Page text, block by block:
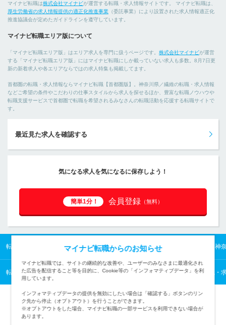
マイナビ転職は株式会社マイナビが運営する転職・求人情報サイトです。 マイナビ転職は、
厚生労働省の求人情報提供の適正化推進事業 （委託事業）により設置された求人情報適正化
推進協議会が定めたガイドラインを遵守しています。
マイナビ転職エリア版について
「マイナビ転職エリア版」はエリア求人を専門に扱うページです。 株式会社マイナビが運営
する「マイナビ転職エリア版」にはマイナビ転職にしか載っていない求人も多数。8月7日更
新の新着求人や各エリアならではの求人特集も掲載してます。
首都圏の転職・求人情報ならマイナビ転職【首都圏版】。神奈川県／繊維の転職・求人情報
などご希望の条件やこだわりの仕事スタイルから求人を探せるほか、豊富な転職ノウハウや
転職支援サービスで首都圏で転職を希望されるみなさんの転職活動を応援する転職サイトで
す。
最近見た求人を確認する
気になる求人を気になるに保存しよう！
簡単1分！ 会員登録 （無料）
転職TOP 首都圏の転職・求人情報TOP 神奈川県の転職・求人情報TOP 神
転職TOP 業種から探す 素材メーカーの転職・求人情報一覧 繊維の転職・
マイナビ転職からのお知らせ
マイナビ転職では、サイトの継続的な改善や、ユーザーのみなさまに最適化され
た広告を配信すること等を目的に、Cookie等の「インフォマティブデータ」を利
用しています。
インフォマティブデータの提供を無効にしたい場合は「確認する」ボタンのリン
ク先から停止（オプトアウト）を行うことができます。
※オプトアウトをした場合、マイナビ転職の一部サービスを利用できない場合が
あります。